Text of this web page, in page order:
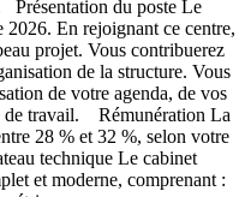
Présentation du poste Le
2026. En rejoignant ce centre,
projet. Vous contribuerez
de la structure. Vous
de votre agenda, de vos
de travail. Rémunération La
28 % et 32 %, selon votre
technique Le cabinet
et moderne, comprenant :